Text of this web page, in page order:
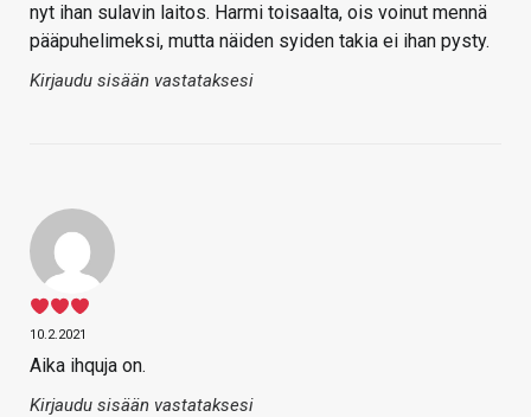
nyt ihan sulavin laitos. Harmi toisaalta, ois voinut mennä
pääpuhelimeksi, mutta näiden syiden takia ei ihan pysty.
Kirjaudu sisään vastataksesi
10.2.2021
Aika ihquja on.
Kirjaudu sisään vastataksesi